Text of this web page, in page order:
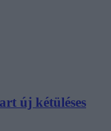
új kétüléses